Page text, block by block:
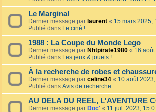
Le Marginal
Dernier message par laurent « 15 mars 2025,
Publié dans Le ciné !
1988 : La Coupe du Monde Lego
Dernier message par Nhtpirate1980 « 16 août
Publié dans Les jeux & jouets !
À la recherche de robes et
Dernier message par celine34 « 10 août
Publié dans Avis de recherche
AU DELA DU REEL, L'AVENTURE
Dernier message par Doc' « 11 juil. 2023,